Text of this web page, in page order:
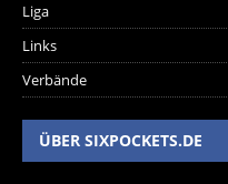
Liga
Links
Verbände
ÜBER SIXPOCKETS.DE